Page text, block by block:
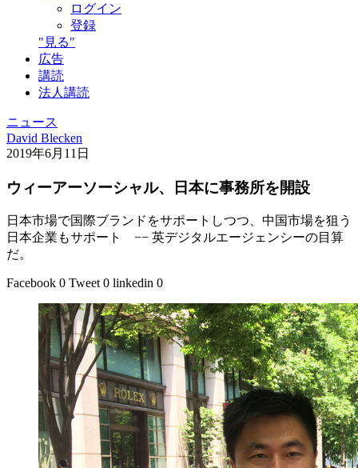
ログイン
登録
"見る"
広告
講読
法人講読
ニュース
David Blecken
2019年6月11日
ウィーアーソーシャル、日本に事務所を開設
日本市場で国際ブランドをサポートしつつ、中国市場を狙う
日本企業もサポート −− 英デジタルエージェンシーの目算
だ。
Facebook 0 Tweet 0 linkedin 0